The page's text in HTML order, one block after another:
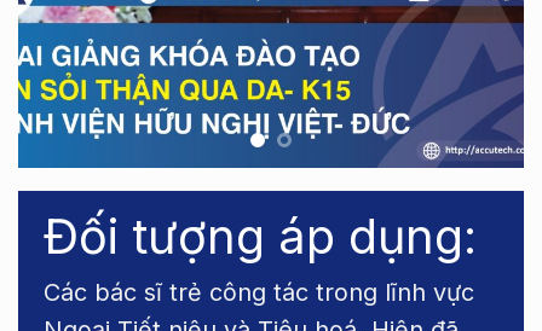
Đối tượng áp dụng:
Các bác sĩ trẻ công tác trong lĩnh vực